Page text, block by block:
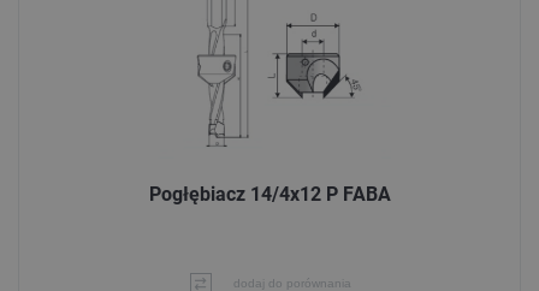
Pogłębiacz 14/4x12 P FABA
dodaj do porównania